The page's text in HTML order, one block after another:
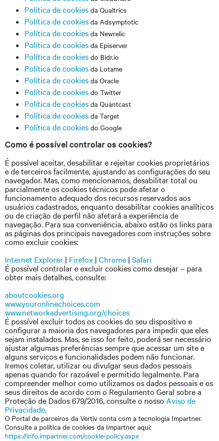
Política de cookies da Qualtrics
Política de cookies da Adsymptotic
Política de cookies da Newrelic
Política de cookies da Episerver
Política de cookies do Bidr.io
Política de cookies da Lotame
Política de cookies da Oracle
Política de cookies do Twitter
Política de cookies da Quantcast
Política de cookies da Target
Política de cookies do Google
Como é possível controlar os cookies?
É possível aceitar, desabilitar e rejeitar cookies proprietários
e de terceiros facilmente, ajustando as configurações do seu
navegador. Mas, como mencionamos, desabilitar total ou
parcialmente os cookies técnicos pode afetar o
funcionamento adequado dos recursos reservados aos
usuários cadastrados, enquanto desabilitar cookies analíticos
ou de criação de perfil não afetará a experiência de
navegação. Para sua conveniência, abaixo estão os links para
as páginas dos principais navegadores com instruções sobre
como excluir cookies:
Internet Explorer | Firefox | Chrome | Safari
É possível controlar e excluir cookies como desejar – para
obter mais detalhes, consulte:
aboutcookies.org
www.youronlinechoices.com
www.networkadvertising.org/choices
É possível excluir todos os cookies do seu dispositivo e
configurar a maioria dos navegadores para impedir que eles
sejam instalados. Mas, se isso for feito, poderá ser necessário
ajustar algumas preferências sempre que acessar um site e
alguns serviços e funcionalidades podem não funcionar.
Iremos coletar, utilizar ou divulgar seus dados pessoais
apenas quando for razoável e permitido legalmente. Para
compreender melhor como utilizamos os dados pessoais e os
seus direitos de acordo com o Regulamento Geral sobre a
Proteção de Dados 679/2016, consulte o nosso Aviso de
Privacidade.
O Portal de parceiros da Vertiv conta com a tecnologia Impartner.
Consulte a política de cookies da Impartner aqui:
https://info.impartner.com/cookie-policy.aspx